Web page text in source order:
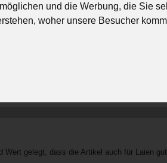
und die Werbung, die Sie
woher unsere Besucher
Latein Mathematik Musik
gelegt, dass die Artikel auch für Laien